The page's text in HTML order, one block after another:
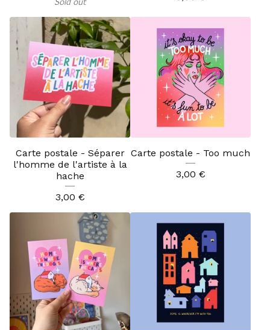
Carte postale - Séparer
l'homme de l'artiste à la
hache
3,00 €
Carte postale - Too much
3,00 €